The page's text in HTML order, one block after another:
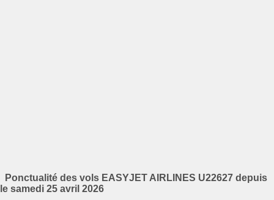
Ponctualité des vols EASYJET AIRLINES U22627 depuis
le samedi 25 avril 2026